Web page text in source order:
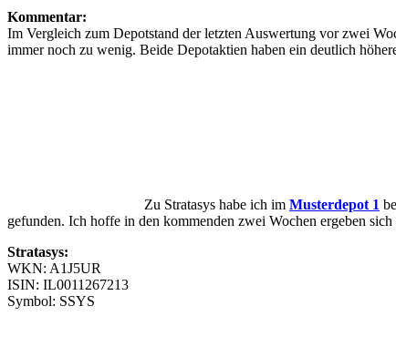
Kommentar:
Im Vergleich zum Depotstand der letzten Auswertung vor zwei
immer noch zu wenig. Beide Depotaktien haben ein deutlich
Zu Stratasys habe ich im Musterdepot 1
gefunden. Ich hoffe in den kommenden zwei Wochen ergeben
Stratasys:
WKN: A1J5UR
ISIN: IL0011267213
Symbol: SSYS